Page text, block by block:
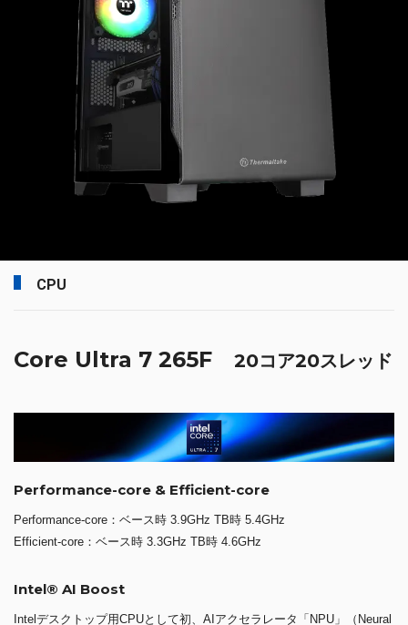
CPU
Core Ultra 7 265F 20コア20スレッド
Performance-core & Efficient-core
Performance-core：ベース時 3.9GHz TB時 5.4GHz
Efficient-core：ベース時 3.3GHz TB時 4.6GHz
Intel® AI Boost
Intelデスクトップ用CPUとして初、AIアクセラレータ「NPU」（Neural